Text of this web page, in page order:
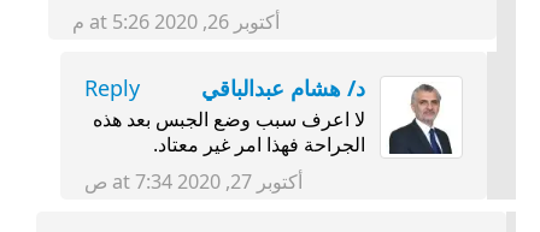
أكتوبر 26, 2020 at 5:26 م
د/ هشام عبدالباقي Reply
لا اعرف سبب وضع الجبس بعد هذه
الجراحة فهذا امر غير معتاد.
أكتوبر 27, 2020 at 7:34 ص